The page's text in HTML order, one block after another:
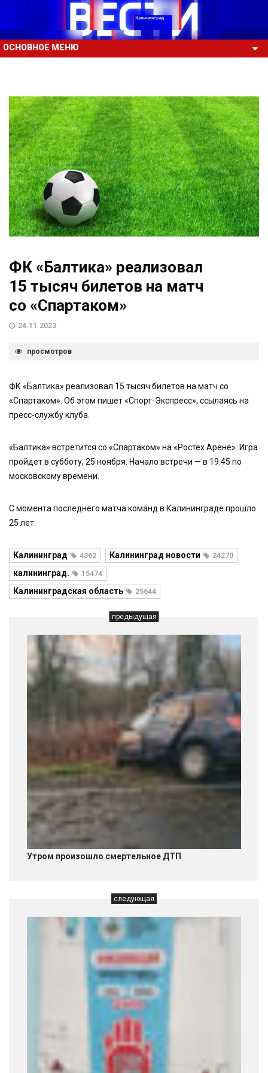
ОСНОВНОЕ МЕНЮ
ФК «Балтика» реализовал
15 тысяч билетов на матч
со «Спартаком»
24.11.2023
просмотров
ФК «Балтика» реализовал 15 тысяч билетов на матч со
«Спартаком». Об этом пишет «Спорт-Экспресс», ссылаясь на
пресс-службу клуба.
«Балтика» встретится со «Спартаком» на «Ростех Арене». Игра
пройдет в субботу, 25 ноября. Начало встречи — в 19.45 по
московскому времени.
С момента последнего матча команд в Калининграде прошло
25 лет.
Калининград 4362 Калининград новости 24270
калининград. 15474
Калининградская область 25644
предыдущая
Утром произошло смертельное ДТП
следующая